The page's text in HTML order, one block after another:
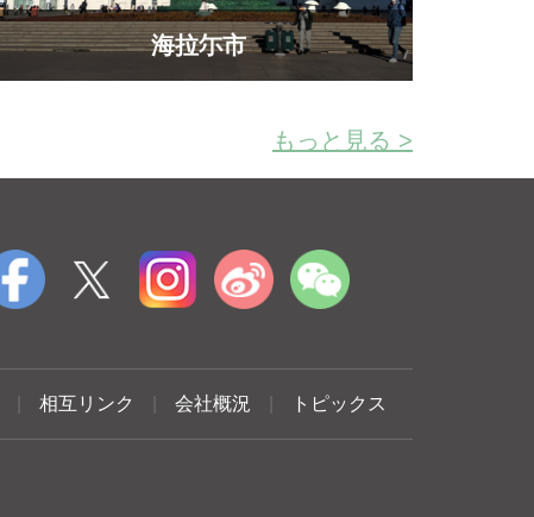
海拉尓市
もっと見る >
相互リンク 会社概況 トピックス